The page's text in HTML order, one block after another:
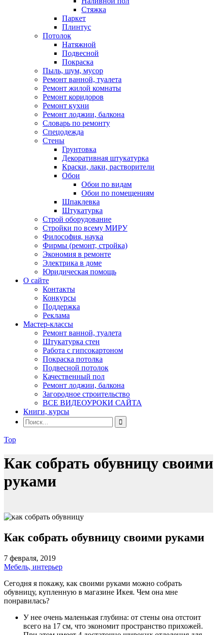
Стяжка
Паркет
Плинтус
Потолок
Натяжной
Подвесной
Покраска
Пыль, шум, мусор
Ремонт ванной, туалета
Ремонт жилой комнаты
Ремонт коридоров
Ремонт кухни
Ремонт лоджии, балкона
Словарь по ремонту
Спецодежда
Стены
Грунтовка
Декоративная штукатурка
Краски, лаки, растворители
Обои
Обои по видам
Обои по помещениям
Шпаклевка
Штукатурка
Строй оборудование
Стройки по всему МИРУ
Философия, наука
Фирмы (ремонт, стройка)
Экономия в ремонте
Электрика в доме
Юридическая помощь
О сайте
Контакты
Конкурсы
Поддержка
Реклама
Мастер-классы
Ремонт ванной, туалета
Штукатурка стен
Работа с гипсокартоном
Покраска потолка
Подвесной потолок
Качественный пол
Ремонт лоджии, балкона
Загородное строительство
ВСЕ ВИДЕОУРОКИ САЙТА
Книги, курсы
Top
Как собрать обувницу своими
руками
Как собрать обувницу своими руками
7 февраля, 2019
Мебель, интерьер
Сегодня я покажу, как своими руками можно собрать
обувницу, купленную в магазине Икея. Чем она мне
понравилась?
У нее очень маленькая глубина: от стены она отстоит
всего на 17 см, что экономит пространство прихожей.